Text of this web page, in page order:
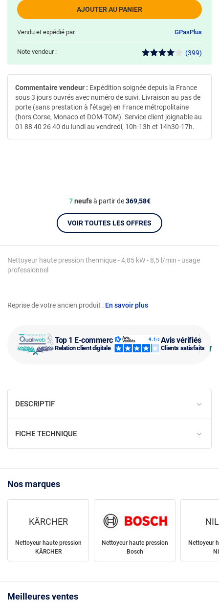
Top 1 E-commerce
Relation client digitale
Avis vérifiés
Clients satisfaits
Reprise de votre ancien produit : En savoir plus
Nettoyeur haute pression thermique - 4,85 kW - 8,5 l/min - usage
professionnel
AJOUTER AU PANIER
Vendu et expédié par : GPasPlus
Note vendeur : (399)
7neufsà partir de369,58€
VOIR TOUTES LES OFFRES
Commentaire vendeur : Expédition soignée depuis la France
sous 3 jours ouvrés avec numéro de suivi. Livraison au pas de
porte (sans prestation à l’étage) en France métropolitaine
(hors Corse, Monaco et DOM-TOM). Service client joignable au
01 88 40 26 40 du lundi au vendredi, 10h-13h et 14h30-17h.
DESCRIPTIF
FICHE TECHNIQUE
Nos marques
KÄRCHER
Nettoyeur haute pression
KÄRCHER
Nettoyeur haute pression
Bosch
Nettoyeur
Meilleures ventes